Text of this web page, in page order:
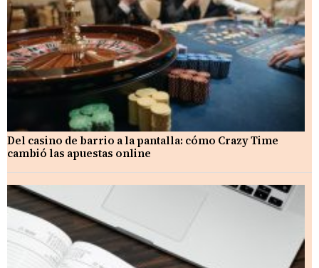
Del casino de barrio a la pantalla: cómo Crazy Time
cambió las apuestas online